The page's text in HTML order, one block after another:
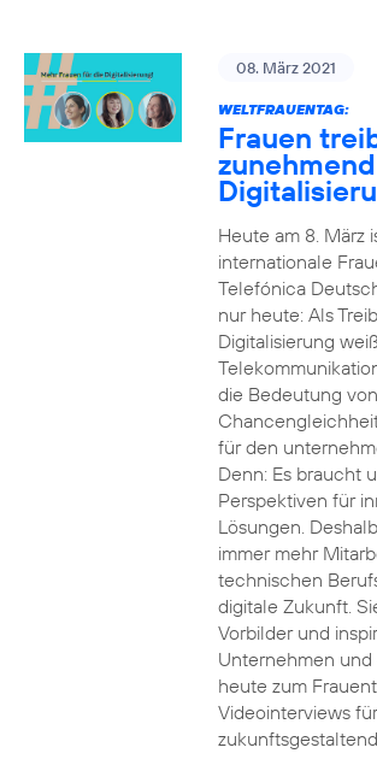
08. März 2021
WELTFRAUENTAG:
Frauen
Heute am 8. März
internationale
Telefónica
nur heute: Als
Digitalisierung
die Bedeutung von
für den
Denn: Es braucht
Perspektiven für
Lösungen.
immer mehr
technischen
digitale Zukunft.
Vorbilder und
Unternehmen und
heute zum
Videointerviews für